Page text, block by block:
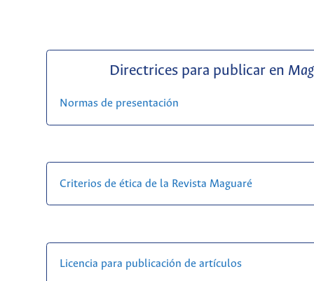
Directrices para publicar en
Normas de presentación
Criterios de ética de la Revista Maguaré
Licencia para publicación de artículos